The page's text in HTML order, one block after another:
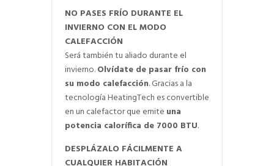
NO PASES FRÍO DURANTE EL
INVIERNO CON EL MODO
CALEFACCIÓN
Será también tu aliado durante el
invierno.Olvídate de pasar frío con
su modo calefacción. Gracias a la
tecnología HeatingTech es convertible
en un calefactor que emite una
potencia calorífica de 7000 BTU.
DESPLÁZALO FÁCILMENTE A